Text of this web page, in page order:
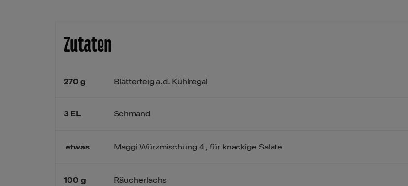
Zutaten
270 g
3 EL
etwas
100 g
Blätterteig a.d. Kühlregal
Schmand
Maggi Würzmischung 4 , für knackige Salate
Räucherlachs